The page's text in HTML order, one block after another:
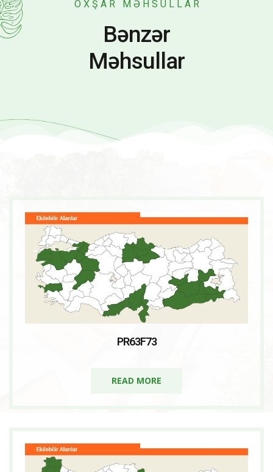
OXŞAR MƏHSULLAR
Bənzər
Məhsullar
PR63F73
READ MORE